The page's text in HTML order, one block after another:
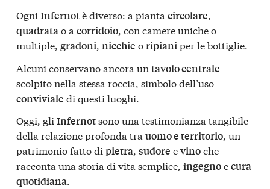
Ogni Infernotè diverso: a pianta circolare,
quadratao a corridoio, con camere uniche o
multiple, gradoni, nicchie oripianiper le bottiglie.
Alcuni conservano ancora un tavolo centrale
scolpito nella stessa roccia, simbolo dell’uso
conviviale di questi luoghi.
Oggi, gli Infernotsono una testimonianza tangibile
della relazione profonda tra uomo e territorio, un
patrimonio fatto di pietra, sudore evinoche
racconta una storia di vita semplice, ingegnoecura
quotidiana.